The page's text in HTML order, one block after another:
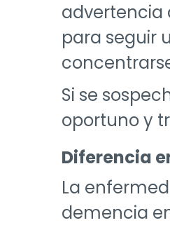
advertencia
para seguir
Si se
oportuno y
Diferencia
La
demencia